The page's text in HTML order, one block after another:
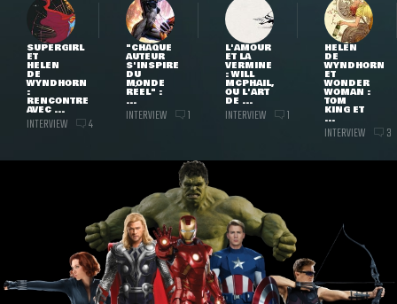
SUPERGIRL
ET
HELEN
DE
WYNDHORN
:
RENCONTRE
AVEC ...
INTERVIEW 4
"CHAQUE
AUTEUR
S'INSPIRE
DU
MONDE
RÉEL" :
...
INTERVIEW 1
L'AMOUR
ET LA
VERMINE
: WILL
MCPHAIL,
OU L'ART
DE ...
INTERVIEW 1
HELEN
DE
WYNDHORN
ET
WONDER
WOMAN :
TOM
KING ET
...
INTERVIEW 3